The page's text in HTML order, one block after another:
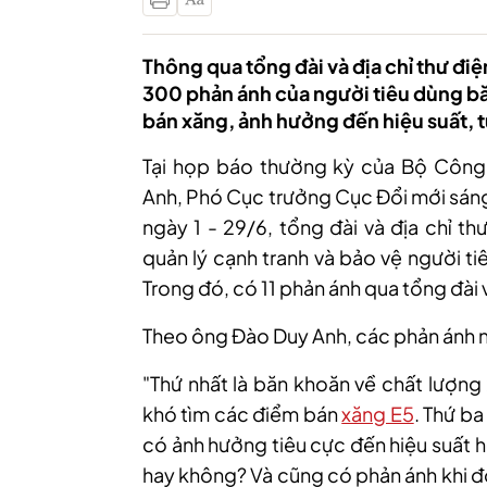
Thông qua tổng đài và địa chỉ thư
300 phản ánh của người tiêu dùng
bán xăng, ảnh hưởng đến hiệu
Tại họp báo thường kỳ của Bộ
Anh, Phó Cục trưởng Cục Đổi mới
ngày 1 - 29/6, tổng đài và địa chỉ
quản lý cạnh tranh và bảo vệ người
Trong đó, có 11 phản ánh qua tổng đài
Theo ông Đào Duy Anh, các phản
"Thứ nhất là băn khoăn về chất
khó tìm các điểm bánxăng E5. Thứ
có ảnh hưởng tiêu cực đến hiệu suất
hay không? Và cũng có phản ánh khi